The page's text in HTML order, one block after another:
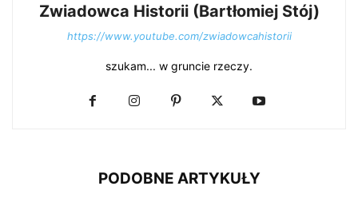
Zwiadowca Historii (Bartłomiej Stój)
https://www.youtube.com/zwiadowcahistorii
szukam... w gruncie rzeczy.
PODOBNE ARTYKUŁY